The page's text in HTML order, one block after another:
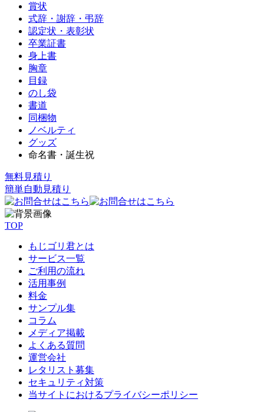
賞状
式辞・謝辞・弔辞
認定状・表彰状
卒業証書
身上書
胸章
目録
のし袋
書道
同梱物
ノベルティ
グッズ
命名書・誕生祝
無料見積り
簡単自動見積り
TOP
もじゴリ君とは
サービス一覧
ご利用の流れ
活用事例
料金
サンプル集
コラム
メディア掲載
よくある質問
運営会社
レタリスト募集
セキュリティ対策
当サイトにおけるプライバシーポリシー